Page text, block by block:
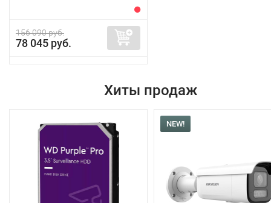
156 090 руб.
78 045 руб.
Хиты продаж
NEW!